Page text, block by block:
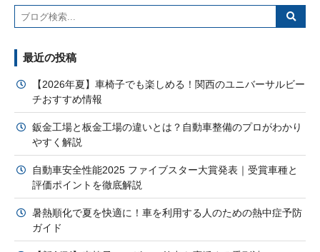
最近の投稿
【2026年夏】車椅子でも楽しめる！関西のユニバーサルビー
チおすすめ情報
鈑金工場と板金工場の違いとは？自動車整備のプロがわかり
やすく解説
自動車安全性能2025 ファイブスター大賞発表｜受賞車種と
評価ポイントを徹底解説
暑熱順化で夏を快適に！車を利用する人のための熱中症予防
ガイド